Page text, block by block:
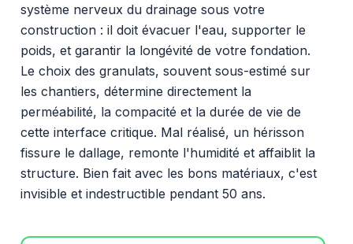
système nerveux du drainage sous votre
construction : il doit évacuer l'eau, supporter le
poids, et garantir la longévité de votre fondation.
Le choix des granulats, souvent sous-estimé sur
les chantiers, détermine directement la
perméabilité, la compacité et la durée de vie de
cette interface critique. Mal réalisé, un hérisson
fissure le dallage, remonte l'humidité et affaiblit la
structure. Bien fait avec les bons matériaux, c'est
invisible et indestructible pendant 50 ans.